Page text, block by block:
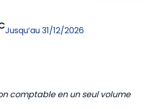
Jusqu’au 31/12/2026
comptable en un seul volume